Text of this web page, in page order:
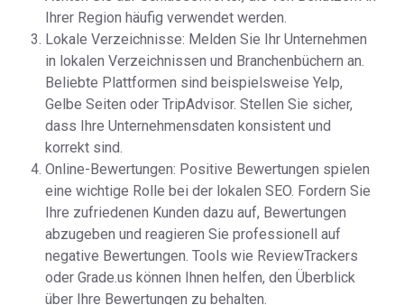
Ihrer Region häufig verwendet werden.
Lokale Verzeichnisse: Melden Sie Ihr Unternehmen
in lokalen Verzeichnissen und Branchenbüchern an.
Beliebte Plattformen sind beispielsweise Yelp,
Gelbe Seiten oder TripAdvisor. Stellen Sie sicher,
dass Ihre Unternehmensdaten konsistent und
korrekt sind.
Online-Bewertungen: Positive Bewertungen spielen
eine wichtige Rolle bei der lokalen SEO. Fordern Sie
Ihre zufriedenen Kunden dazu auf, Bewertungen
abzugeben und reagieren Sie professionell auf
negative Bewertungen. Tools wie ReviewTrackers
oder Grade.us können Ihnen helfen, den Überblick
über Ihre Bewertungen zu behalten.